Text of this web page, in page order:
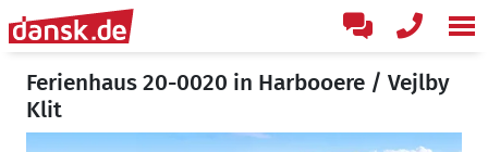
Ferienhaus 20-0020 in Harbooere / Vejlby
Klit